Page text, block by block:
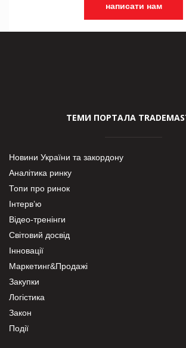
написати нам
ТЕМИ ПОРТАЛА
Новини України та закордону
Аналітика ринку
Топи про ринок
Інтерв’ю
Відео-тренінги
Світовий досвід
Інновації
Маркетинг&Продажі
Закупки
Логістика
Закон
Події